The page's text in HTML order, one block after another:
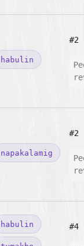
habulin
#2
napakalamig
#2
habulin #4